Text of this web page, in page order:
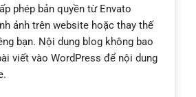
phép bản quyền từ Envato
ảnh trên website hoặc thay thế
bạn. Nội dung blog không bao
viết vào WordPress để nội dung